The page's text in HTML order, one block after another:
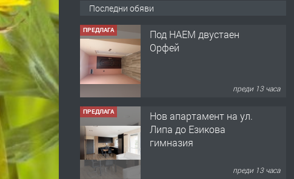
Последни обяви
ПРЕДЛАГА
Нов апартамент на ул.
Липа до Езикова
преди 13 часа
ПРЕДЛАГА
🔑 ОБЗАВЕДЕНА
ГАРСОНИЕРА ПОД
НАЕМ В КВ. „ОРФЕЙ“ –
преди 1 ден